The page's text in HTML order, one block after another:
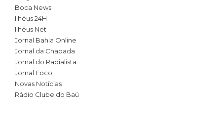
Boca News
Ilhéus 24H
Ilhéus Net
Jornal Bahia Online
Jornal da Chapada
Jornal do Radialista
Jornal Foco
Novas Notícias
Rádio Clube do Baú